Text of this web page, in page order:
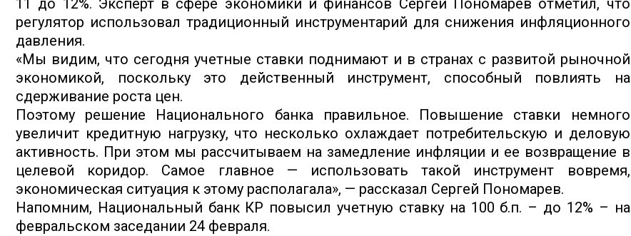
11 до 12%. Эксперт в сфере экономики и финансов Сергей Пономарев отметил, что
регулятор использовал традиционный инструментарий для снижения инфляционного
давления.
«Мы видим, что сегодня учетные ставки поднимают и в странах с развитой рыночной
экономикой, поскольку это действенный инструмент, способный повлиять на
сдерживание роста цен.
Поэтому решение Национального банка правильное. Повышение ставки немного
увеличит кредитную нагрузку, что несколько охлаждает потребительскую и деловую
активность. При этом мы рассчитываем на замедление инфляции и ее возвращение в
целевой коридор. Самое главное — использовать такой инструмент вовремя,
экономическая ситуация к этому располагала», — рассказал Сергей Пономарев.
Напомним, Национальный банк КР повысил учетную ставку на 100 б.п. – до 12% – на
февральском заседании 24 февраля.